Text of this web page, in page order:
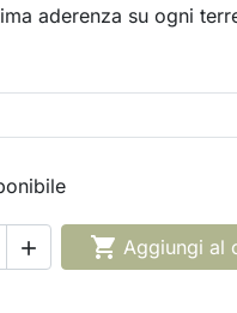
aderenza su ogni
  Aggiungi al